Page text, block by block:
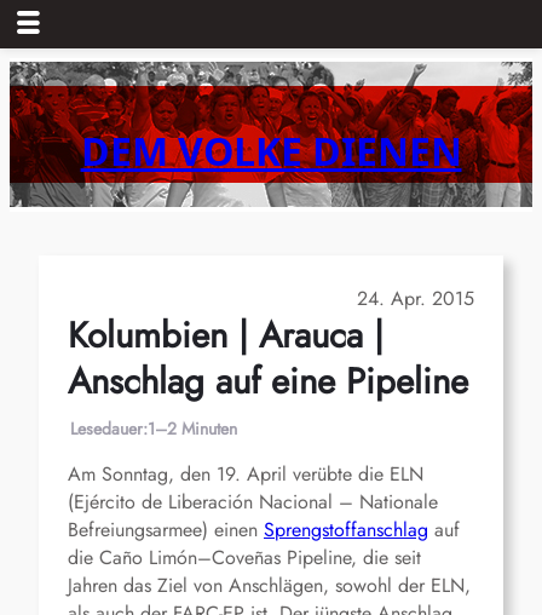
Zum
Inhalt
springenDEM VOLKE DIENEN
24. Apr. 2015
Kolumbien | Arauca |
Anschlag auf eine Pipeline
Lesedauer:1–2 Minuten
Am Sonntag, den 19. April verübte die ELN
(Ejército de Liberación Nacional – Nationale
Befreiungsarmee) einen Sprengstoffanschlag auf
die Caño Limón–Coveñas Pipeline, die seit
Jahren das Ziel von Anschlägen, sowohl der ELN,